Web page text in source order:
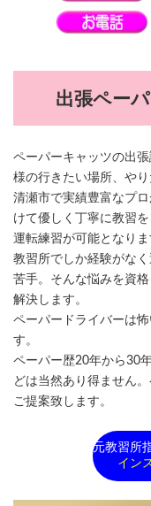
出張ペー
ペーパーキャッツの出
様の行きたい場所、や
清瀬市で実績豊富なプ
けて優しく丁寧に教習
運転練習が可能となりま
教習所でしか経験がな
苦手。そんな悩みを資
解決します。
ペーパードライバーは
す。
ペーパー歴20年から30
どは当然あり得ません
ご提案致します。
元教習所
イン